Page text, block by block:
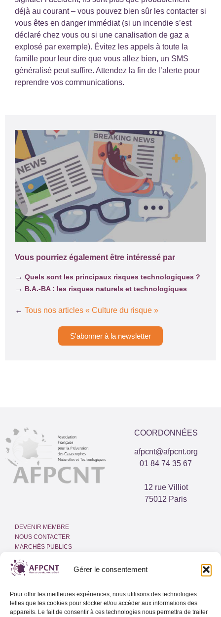
Gérer le consentement
Pour offrir les meilleures expériences, nous utilisons des technologies
telles que les cookies pour stocker et/ou accéder aux informations des
appareils. Le fait de consentir à ces technologies nous permettra de traiter
déjà au courant – vous pouvez bien sûr les contacter si
vous êtes en danger immédiat (si un incendie s’est
déclaré chez vous ou si une canalisation de gaz a
explosé par exemple). Évitez les appels à toute la
famille pour leur dire que vous allez bien, un SMS
généralisé peut suffire. Attendez la fin de l’alerte pour
reprendre vos communications.
Vous pourriez également être intéressé par
→ Quels sont les principaux risques technologiques ?
→ B.A.-BA : les risques naturels et technologiques
← Tous nos articles « Culture du risque »
S'abonner à la newsletter
COORDONNÉES
afpcnt@afpcnt.org
01 84 74 35 67
12 rue Villiot
75012 Paris
DEVENIR MEMBRE
NOUS CONTACTER
MARCHÉS PUBLICS
INTRANET
POLITIQUE DE COOKIES
(UE)